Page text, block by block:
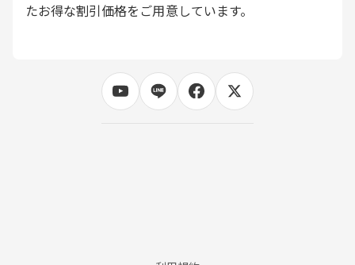
たお得な割引価格をご用意しています。